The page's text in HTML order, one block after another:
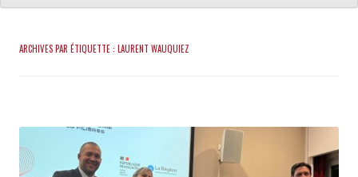
ARCHIVES PAR ÉTIQUETTE : LAURENT WAUQUIEZ